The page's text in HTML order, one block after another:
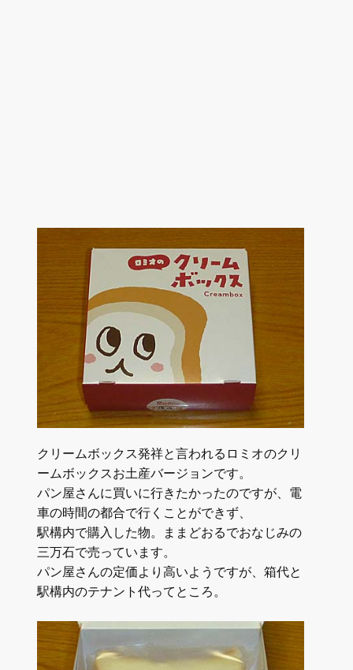
クリームボックス発祥と言われるロミオのクリ
ームボックスお土産バージョンです。
パン屋さんに買いに行きたかったのですが、電
車の時間の都合で行くことができず、
駅構内で購入した物。ままどおるでおなじみの
三万石で売っています。
パン屋さんの定価より高いようですが、箱代と
駅構内のテナント代ってところ。